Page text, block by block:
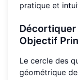
pratique et
Objectif
Le cercle des
géométrique